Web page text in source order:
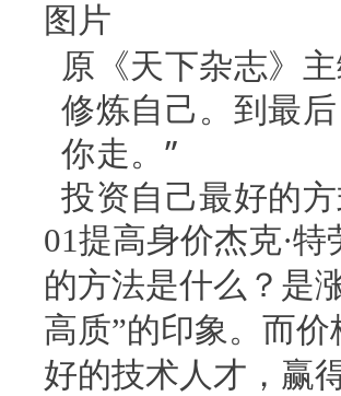
图片
原《天下杂志》
修炼自己。到最
你走。”
投资自己最好的
01提高身价杰克·
的方法是什么？是
高质”的印象。而
好的技术人才，赢